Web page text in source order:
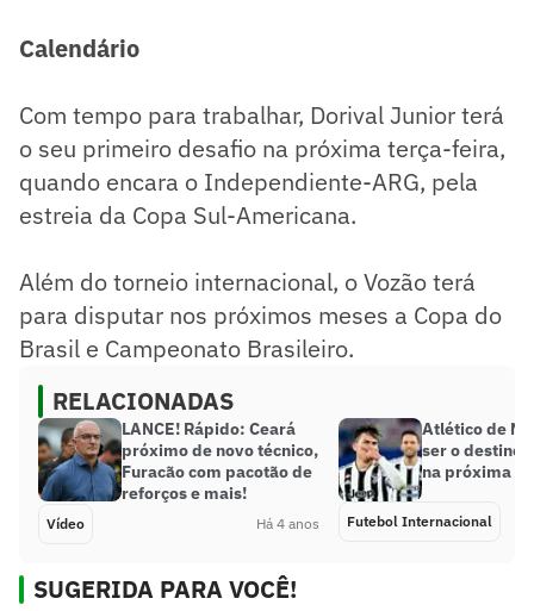
Calendário
Com tempo para trabalhar, Dorival Junior terá
o seu primeiro desafio na próxima terça-feira,
quando encara o Independiente-ARG, pela
estreia da Copa Sul-Americana.
Além do torneio internacional, o Vozão terá
para disputar nos próximos meses a Copa do
Brasil e Campeonato Brasileiro.
RELACIONADAS
LANCE! Rápido: Ceará
próximo de novo técnico,
Furacão com pacotão de
reforços e mais!
Vídeo Há 4 anos
Atlético de
ser o destino
na próxima
Futebol Internacional
SUGERIDA PARA VOCÊ!